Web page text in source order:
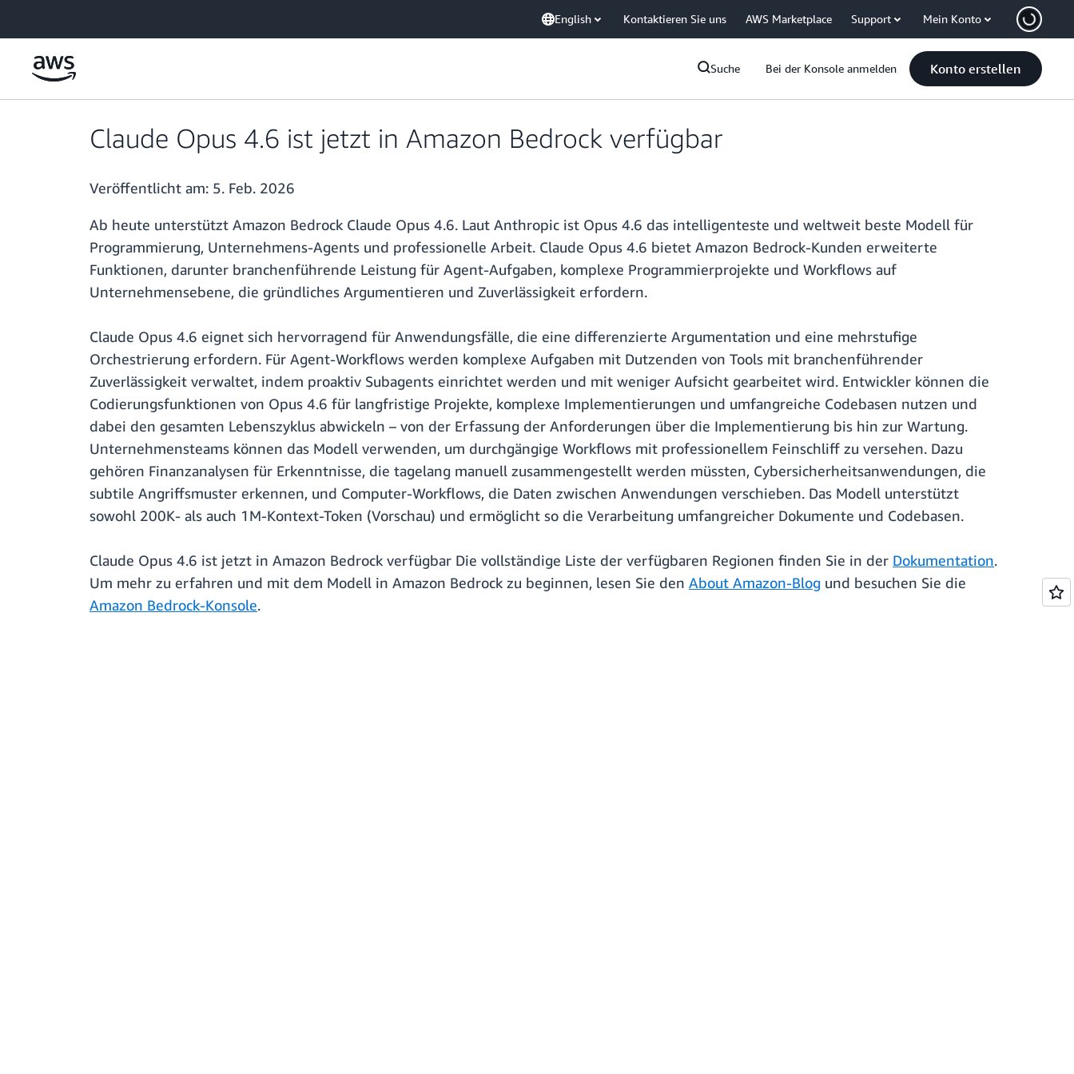
English Kontaktieren Sie uns AWS Marketplace Support Mein Konto
Suche Bei der Konsole anmelden Konto erstellen
Claude Opus 4.6 ist jetzt in Amazon Bedrock verfügbar
Veröffentlicht am: 5. Feb. 2026
Ab heute unterstützt Amazon Bedrock Claude Opus 4.6. Laut Anthropic ist Opus 4.6 das intelligenteste und weltweit beste Modell für
Programmierung, Unternehmens-Agents und professionelle Arbeit. Claude Opus 4.6 bietet Amazon Bedrock-Kunden erweiterte
Funktionen, darunter branchenführende Leistung für Agent-Aufgaben, komplexe Programmierprojekte und Workflows auf
Unternehmensebene, die gründliches Argumentieren und Zuverlässigkeit erfordern.
Claude Opus 4.6 eignet sich hervorragend für Anwendungsfälle, die eine differenzierte Argumentation und eine mehrstufige
Orchestrierung erfordern. Für Agent-Workflows werden komplexe Aufgaben mit Dutzenden von Tools mit branchenführender
Zuverlässigkeit verwaltet, indem proaktiv Subagents einrichtet werden und mit weniger Aufsicht gearbeitet wird. Entwickler können die
Codierungsfunktionen von Opus 4.6 für langfristige Projekte, komplexe Implementierungen und umfangreiche Codebasen nutzen und
dabei den gesamten Lebenszyklus abwickeln – von der Erfassung der Anforderungen über die Implementierung bis hin zur Wartung.
Unternehmensteams können das Modell verwenden, um durchgängige Workflows mit professionellem Feinschliff zu versehen. Dazu
gehören Finanzanalysen für Erkenntnisse, die tagelang manuell zusammengestellt werden müssten, Cybersicherheitsanwendungen, die
subtile Angriffsmuster erkennen, und Computer-Workflows, die Daten zwischen Anwendungen verschieben. Das Modell unterstützt
sowohl 200K- als auch 1M-Kontext-Token (Vorschau) und ermöglicht so die Verarbeitung umfangreicher Dokumente und Codebasen.
Claude Opus 4.6 ist jetzt in Amazon Bedrock verfügbar Die vollständige Liste der verfügbaren Regionen finden Sie in der Dokumentation.
Um mehr zu erfahren und mit dem Modell in Amazon Bedrock zu beginnen, lesen Sie den About Amazon-Blog und besuchen Sie die
Amazon Bedrock-Konsole.